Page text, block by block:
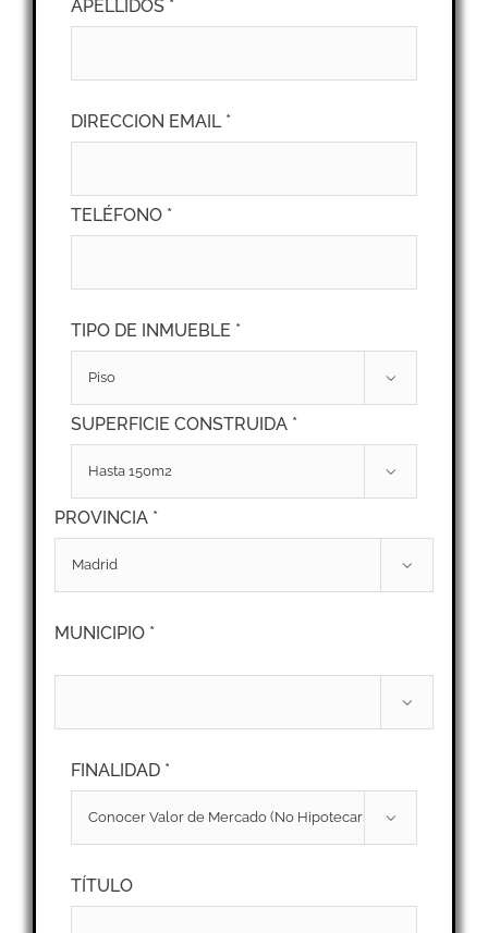
APELLIDOS *
DIRECCION EMAIL *
TELÉFONO *
TIPO DE INMUEBLE *

SUPERFICIE CONSTRUIDA *

PROVINCIA *

MUNICIPIO *

FINALIDAD *

TÍTULO